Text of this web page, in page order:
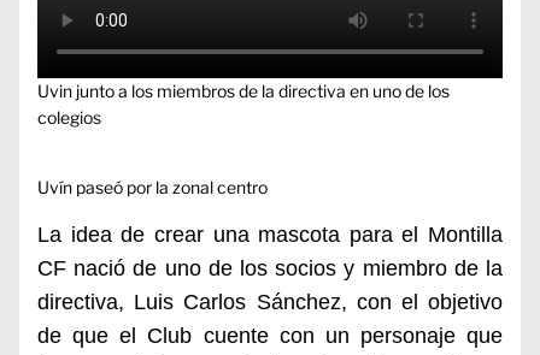
Uvin junto a los miembros de la directiva en uno de los
colegios
Uvín paseó por la zonal centro
La idea de crear una mascota para el Montilla
CF nació de uno de los socios y miembro de la
directiva, Luis Carlos Sánchez, con el objetivo
deque el Club cuente con un personaje que